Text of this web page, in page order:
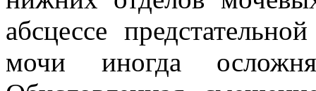
абсцессе
мочи иногда